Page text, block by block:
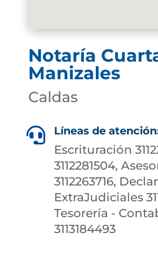
Notaría
Manizales
Caldas
 Líneas de
Escrituración
3112281504,
3112263716,
ExtraJudiciales
Tesorería -
3113184493